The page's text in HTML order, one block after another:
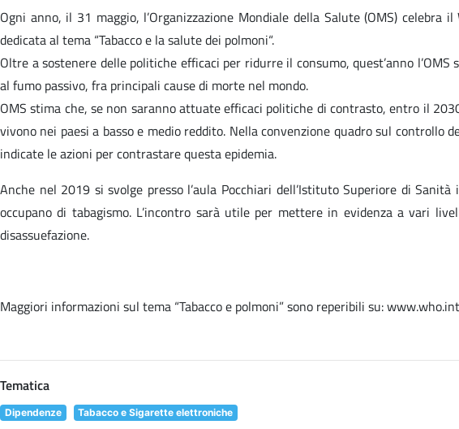
Ogni anno, il 31 maggio, l’Organizzazione Mondiale della Salute (OMS)
dedicata al tema “Tabacco e la salute dei polmoni“.
Oltre a sostenere delle politiche efficaci per ridurre il consumo, quest’anno
al fumo passivo, fra principali cause di morte nel mondo.
OMS stima che, se non saranno attuate efficaci politiche di contrasto, entro il
vivono nei paesi a basso e medio reddito. Nella convenzione quadro sul controllo
indicate le azioni per contrastare questa epidemia.
Anche nel 2019 si svolge presso l’aula Pocchiari dell’Istituto Superiore di
occupano di tabagismo. L’incontro sarà utile per mettere in evidenza a vari
disassuefazione.
Maggiori informazioni sul tema “Tabacco e polmoni” sono reperibili su: www.who.int
Tematica
Dipendenze Tabacco e Sigarette elettroniche